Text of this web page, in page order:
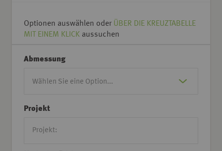
Optionen auswählen oder ÜBER DIE KREUZTABELLE
MIT EINEM KLICK aussuchen
Abmessung
Projekt